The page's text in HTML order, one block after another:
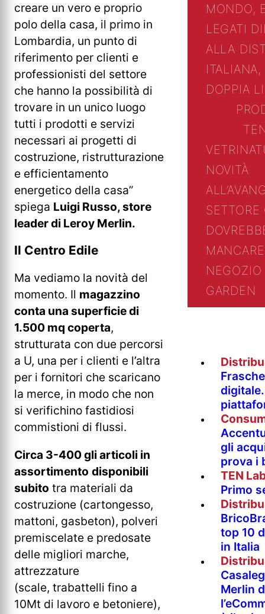
creare un vero e proprio
polo della casa, il primo in
Lombardia, un punto di
riferimento per clienti e
professionisti del settore
che hanno la possibilità di
trovare in un unico luogo
tutti i prodotti e servizi
necessari ai progetti di
costruzione, ristrutturazione
e efficientamento
energetico della casa”
spiega Luigi Russo, store
leader di Leroy Merlin.
Il Centro Edile
Ma vediamo la novità del
momento. Il magazzino
conta una superficie di
1.500 mq coperta,
strutturata con due percorsi
a U, una per i clienti e l’altra
per i fornitori che scaricano
la merce, in modo che non
si verifichino fastidiosi
commistioni di flussi.
Circa 3-400 gli articoli in
assortimento disponibili
subito tra materiali da
costruzione (cartongesso,
mattoni, gasbeton), polveri
premiscelate e predosate
delle migliori marche,
attrezzature
(scale, trabattelli fino a
10Mt di lavoro e betoniere),
MONDO,
LEGATI
ALLA
DOPPIA
VETRINA
NOVITÀ
GARDEN
gli
prova i
TEN
Primo
top 10
in Italia
Merlin